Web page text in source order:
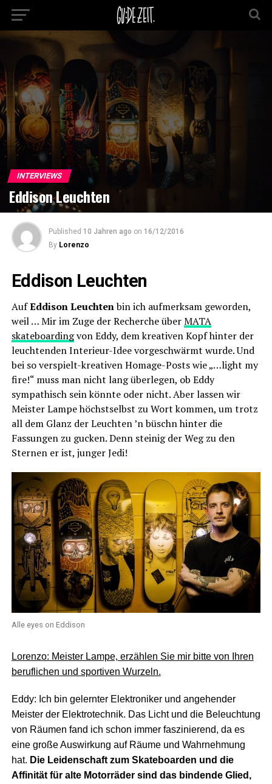
INTERVIEWS
Eddison Leuchten
Published 10 Jahren ago on 16/12/2016
By Lorenzo
Eddison Leuchten
AufEddison Leuchtenbin ich aufmerksam geworden,
weil … Mir im Zuge der Recherche überMATA
skateboardingvon Eddy, dem kreativen Kopf hinter der
leuchtenden Interieur-Idee vorgeschwärmt wurde. Und
bei so verspielt-kreativen Homage-Posts wie „…light my
fire!“ muss man nicht lang überlegen, ob Eddy
sympathisch sein könnte oder nicht. Aber lassen wir
Meister Lampe höchstselbst zu Wort kommen, um trotz
all dem Glanz der Leuchten ’n büschn hinter die
Fassungen zu gucken. Denn steinig der Weg zu den
Sternen er ist, junger Jedi!
Alle eyes on Eddison
Lorenzo: Meister Lampe, erzählen Sie mir bitte von Ihren
beruflichen und sportiven Wurzeln.
Eddy: Ich bin gelernter Elektroniker und angehender
Meister der Elektrotechnik. Das Licht und die Beleuchtung
von Räumen fand ich schon immer faszinierend, da es
eine große Auswirkung auf Räume und Wahrnehmung
hat. Die Leidenschaft zum Skateboarden und die
Affinität für alte Motorräder sind das bindende Glied,